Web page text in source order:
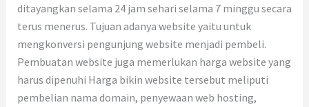
ditayangkan selama 24 jam sehari selama 7 minggu secara
terus menerus. Tujuan adanya website yaitu untuk
mengkonversi pengunjung website menjadi pembeli.
Pembuatan website juga memerlukan harga website yang
harus dipenuhi Harga bikin website tersebut meliputi
pembelian nama domain, penyewaan web hosting,